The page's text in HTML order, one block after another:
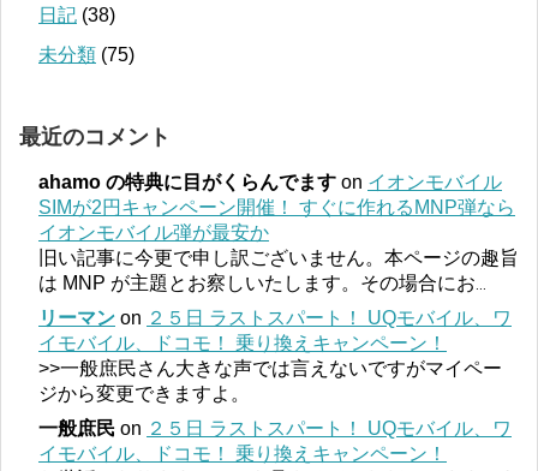
日記 (38)
未分類 (75)
最近のコメント
ahamo の特典に目がくらんでます on イオンモバイル
SIMが2円キャンペーン開催！ すぐに作れるMNP弾なら
イオンモバイル弾が最安か
旧い記事に今更で申し訳ございません。本ページの趣旨
は MNP が主題とお察しいたします。その場合にお
リーマン on ２５日 ラストスパート！ UQモバイル、ワ
イモバイル、ドコモ！ 乗り換えキャンペーン！
>>一般庶民さん大きな声では言えないですがマイペー
ジから変更できますよ。
一般庶民 on ２５日 ラストスパート！ UQモバイル、ワ
イモバイル、ドコモ！ 乗り換えキャンペーン！